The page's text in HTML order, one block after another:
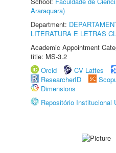
Araraquara)
Department:
LITERATURA E LETRAS
Academic Appointment
title: MS-3.2
Orcid
CV Lattes
ResearcherID
Dimensions
Repositório Institucional